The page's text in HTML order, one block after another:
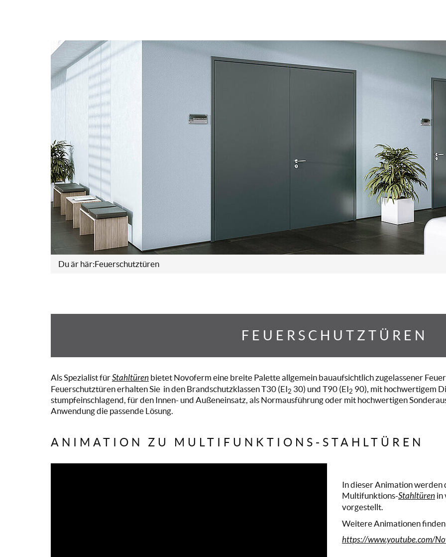
Du är här:Feuerschutztüren
FEUERSCHUTZTÜREN
Als Spezialist fürStahltüren bietet Novoferm eine breite Palette allgemein bauaufsichtlich zugelassener
Feuerschutztüren erhalten Sie in den Brandschutzklassen T30 (EI2 30) und T90 (EI2 90), mit hochwertigem
stumpfeinschlagend, für den Innen- und Außeneinsatz, als Normausführung oder mit hochwertigen
Anwendung die passende Lösung.
ANIMATION ZU MULTIFUNKTIONS-STAHLTÜREN
In dieser Animation
Multifunktions-Stahltüren in
vorgestellt.
Weitere Animationen finden
https://www.youtube.com/